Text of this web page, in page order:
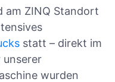
am ZINQ Standort
statt – direkt im
unserer
wurden